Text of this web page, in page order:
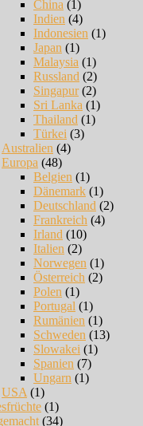
China (1)
Indien (4)
Indonesien (1)
Japan (1)
Malaysia (1)
Russland (2)
Singapur(2)
Sri Lanka (1)
Thailand (1)
Türkei (3)
Australien (4)
Europa (48)
Belgien (1)
Dänemark (1)
Deutschland (2)
Frankreich (4)
Irland (10)
Italien (2)
Norwegen (1)
Österreich (2)
Polen (1)
Portugal (1)
Rumänien (1)
Schweden (13)
Slowakei (1)
Spanien (7)
Ungarn (1)
USA (1)
(1)
(34)